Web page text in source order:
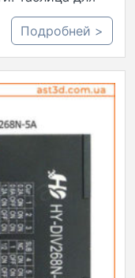
в зависимости
Подробней >